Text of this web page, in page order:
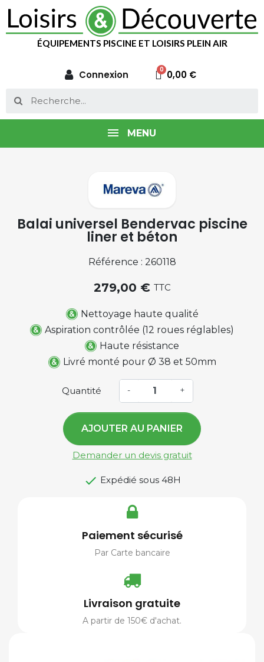
ÉQUIPEMENTS PISCINE ET LOISIRS PLEIN AIR
Connexion 0,00 €
MENU
Balai universel Bendervac piscine
liner et béton
Référence : 260118
279,00 € TTC
Nettoyage haute qualité
Aspiration contrôlée (12 roues réglables)
Haute résistance
Livré monté pour Ø 38 et 50mm
Quantité - +
AJOUTER AU PANIER
Demander un devis gratuit
 Expédié sous 48H
Paiement sécurisé
Par Carte bancaire
Livraison gratuite
A partir de 150€ d'achat.